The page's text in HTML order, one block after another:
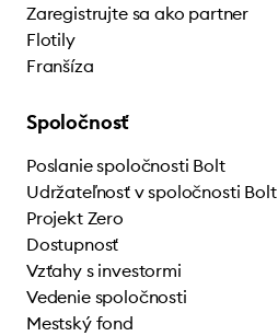
Zaregistrujte sa ako partner
Flotily
Franšíza
Spoločnosť
Poslanie spoločnosti Bolt
Udržateľnosť v spoločnosti Bolt
Projekt Zero
Dostupnosť
Vzťahy s investormi
Vedenie spoločnosti
Mestský fond